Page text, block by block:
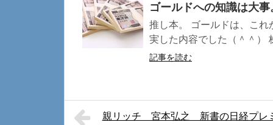
ゴールドへの知識は大事
推し本。 ゴールドは、こ
実した内容でした（＾＾）
記事を読む
親リッチ 宮本弘之 新書の日経プレ